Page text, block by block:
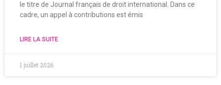
le titre de Journal français de droit international. Dans ce
cadre, un appel à contributions est émis
LIRE LA SUITE
1 juillet 2026